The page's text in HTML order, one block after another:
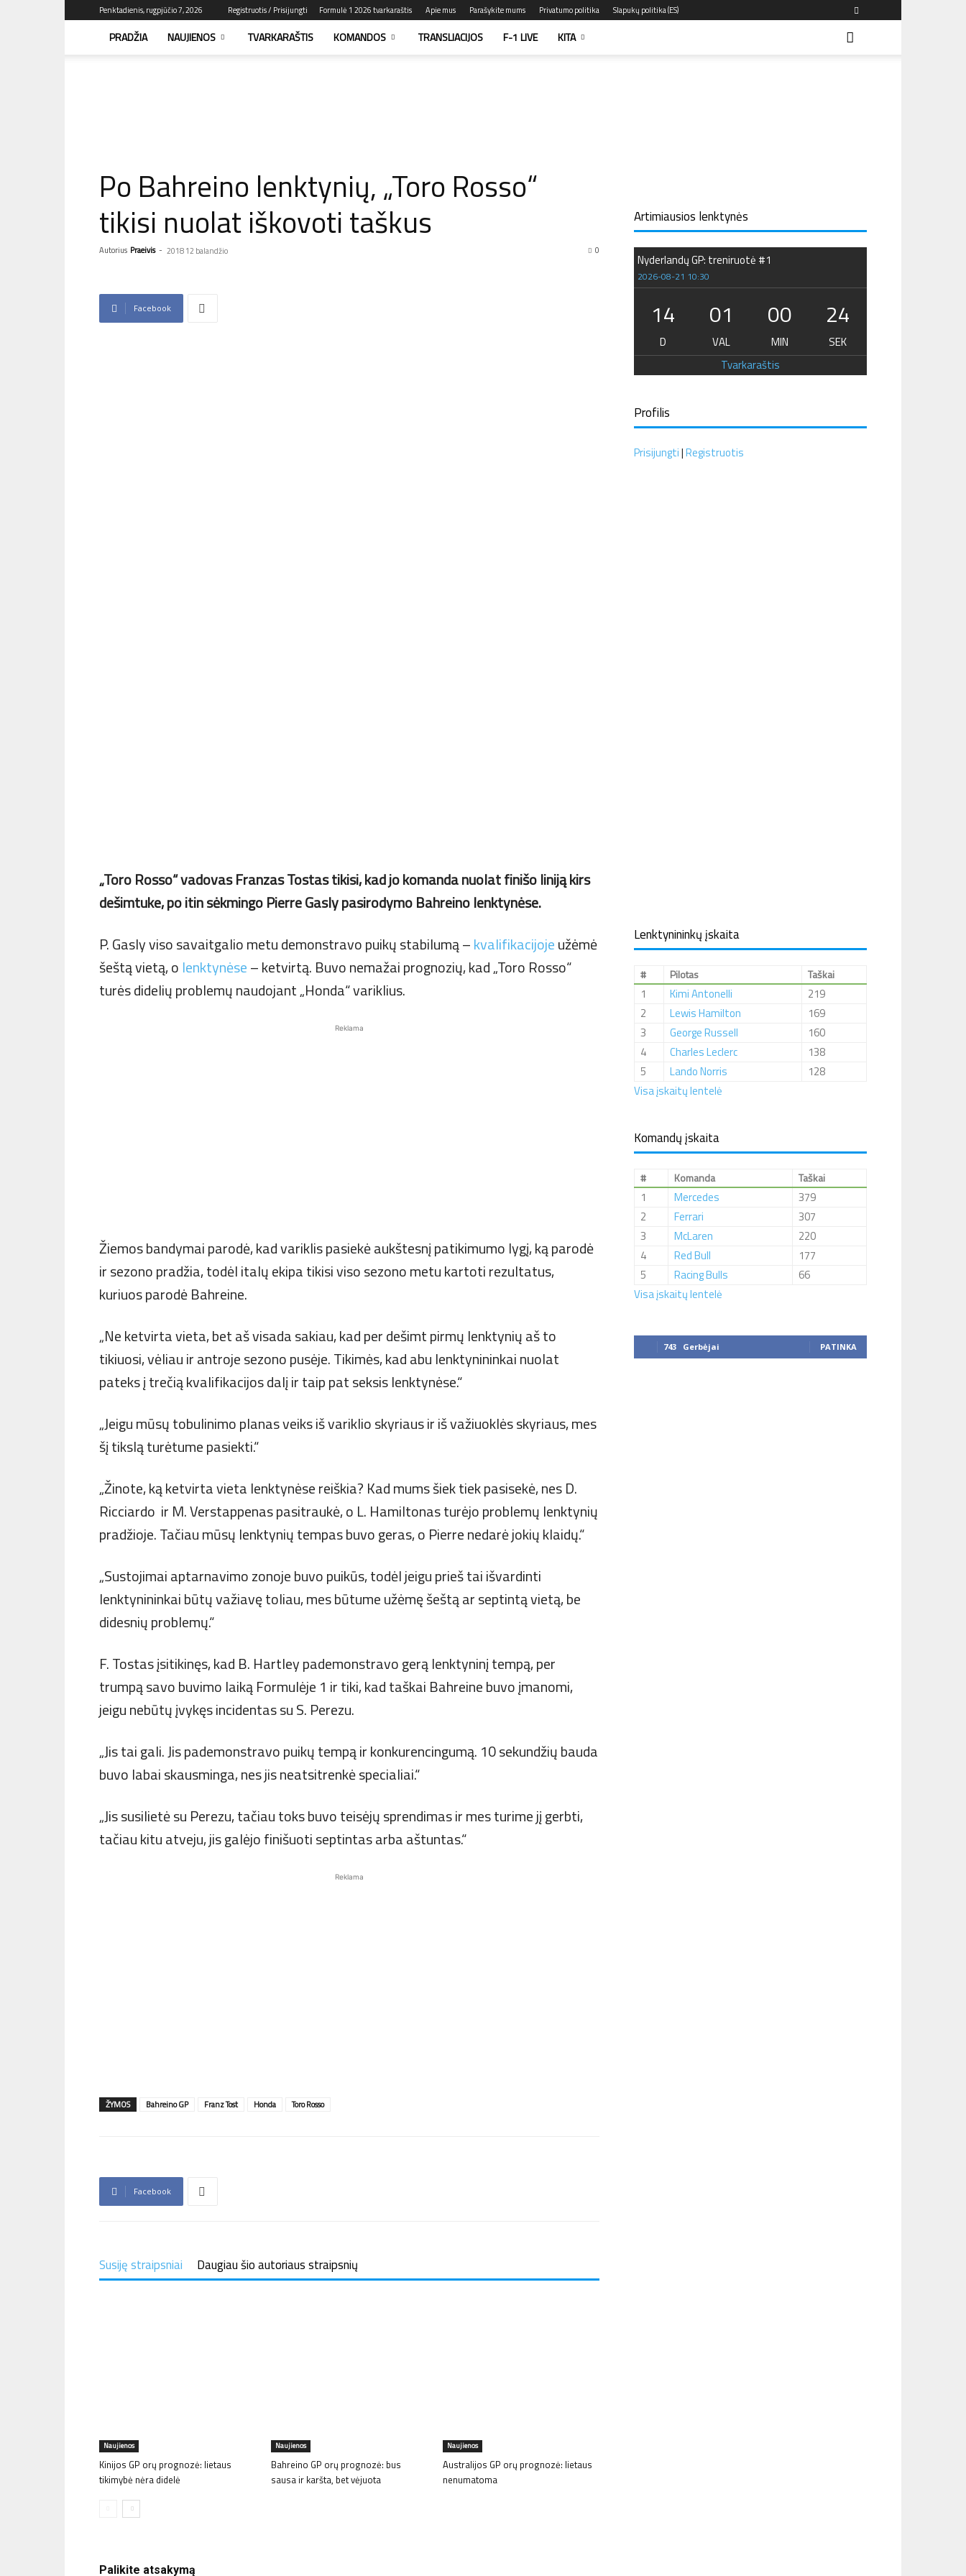
Penktadienis, rugpjūčio 7, 2026 Registruotis / Prisijungti Formulė 1 2026 tvarkaraštis Apie mus Parašykite mums Privatumo politika Slapukų politika (ES)
PRADŽIA NAUJIENOS TVARKARAŠTIS KOMANDOS TRANSLIACIJOS F-1 LIVE KITA
Po Bahreino lenktynių, „Toro Rosso“
tikisi nuolat iškovoti taškus
Autorius Praeivis - 2018 12 balandžio 0
Facebook
„Toro Rosso“ vadovas Franzas Tostas tikisi, kad jo komanda nuolat finišo liniją kirs
dešimtuke, po itin sėkmingo Pierre Gasly pasirodymo Bahreino lenktynėse.
P. Gasly viso savaitgalio metu demonstravo puikų stabilumą –kvalifikacijojeužėmė
šeštą vietą, o lenktynėse– ketvirtą. Buvo nemažai prognozių, kad „Toro Rosso“
turės didelių problemų naudojant „Honda“ variklius.
Reklama
Žiemos bandymai parodė, kad variklis pasiekė aukštesnį patikimumo lygį, ką parodė
ir sezono pradžia, todėl italų ekipa tikisi viso sezono metu kartoti rezultatus,
kuriuos parodė Bahreine.
„Ne ketvirta vieta, bet aš visada sakiau, kad per dešimt pirmų lenktynių aš to
tikiuosi, vėliau ir antroje sezono pusėje. Tikimės, kad abu lenktynininkai nuolat
pateks į trečią kvalifikacijos dalį ir taip pat seksis lenktynėse.“
„Jeigu mūsų tobulinimo planas veiks iš variklio skyriaus ir iš važiuoklės skyriaus, mes
šį tikslą turėtume pasiekti.“
„Žinote, ką ketvirta vieta lenktynėse reiškia? Kad mums šiek tiek pasisekė, nes D.
Ricciardo ir M. Verstappenas pasitraukė, o L. Hamiltonas turėjo problemų lenktynių
pradžioje. Tačiau mūsų lenktynių tempas buvo geras, o Pierre nedarė jokių klaidų.“
„Sustojimai aptarnavimo zonoje buvo puikūs, todėl jeigu prieš tai išvardinti
lenktynininkai būtų važiavę toliau, mes būtume užėmę šeštą ar septintą vietą, be
didesnių problemų.“
F. Tostas įsitikinęs, kad B. Hartley pademonstravo gerą lenktyninį tempą, per
trumpą savo buvimo laiką Formulėje 1 ir tiki, kad taškai Bahreine buvo įmanomi,
jeigu nebūtų įvykęs incidentas su S. Perezu.
„Jis tai gali. Jis pademonstravo puikų tempą ir konkurencingumą. 10 sekundžių bauda
buvo labai skausminga, nes jis neatsitrenkė specialiai.“
„Jis susilietė su Perezu, tačiau toks buvo teisėjų sprendimas ir mes turime jį gerbti,
tačiau kitu atveju, jis galėjo finišuoti septintas arba aštuntas.“
Reklama
ŽYMOS Bahreino GP Franz Tost Honda Toro Rosso
Facebook
Susiję straipsniai Daugiau šio autoriaus straipsnių
Naujienos
Kinijos GP orų prognozė: lietaus
tikimybė nėra didelė
Naujienos
Bahreino GP orų prognozė: bus
sausa ir karšta, bet vėjuota
Naujienos
Australijos GP orų prognozė: lietaus
nenumatoma
Palikite atsakymą
Artimiausios lenktynės
Nyderlandų GP: treniruotė #1
2026-08-21 10:30
14
D
01
VAL
00
MIN
23
SEK
Tvarkaraštis
Profilis
Prisijungti|Registruotis
Lenktynininkų įskaita
# Pilotas Taškai
1 Kimi Antonelli
219
2
Lewis Hamilton
169
3
George Russell
160
4
Charles Leclerc
138
5
Lando Norris
128
Visa įskaitų lentelė
Komandų įskaita
# Komanda Taškai
1 Mercedes
379
2
Ferrari
307
3
McLaren
220
4
Red Bull
177
5
Racing Bulls
66
Visa įskaitų lentelė
743 Gerbėjai PATINKA